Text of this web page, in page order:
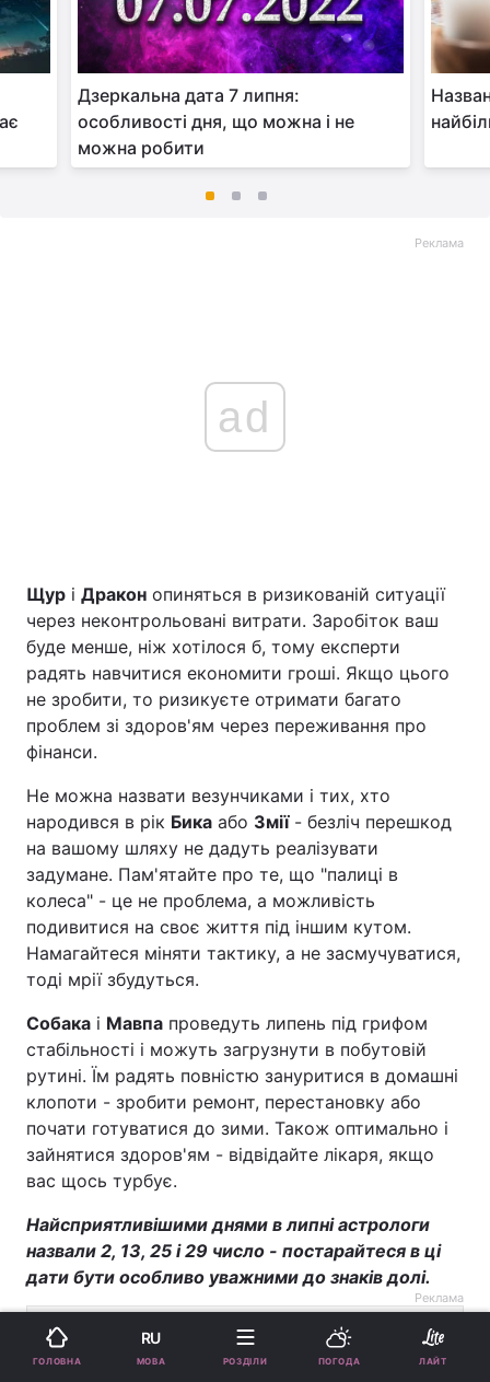
Дзеркальна дата 7 липня:
особливості дня, що можна і не
можна робити
Реклама
ad
Щур і Дракон опиняться в ризикованій ситуації
через неконтрольовані витрати. Заробіток ваш
буде менше, ніж хотілося б, тому експерти
радять навчитися економити гроші. Якщо цього
не зробити, то ризикуєте отримати багато
проблем зі здоров'ям через переживання про
фінанси.
Не можна назвати везунчиками і тих, хто
народився в рік Бика або Змії- безліч перешкод
на вашому шляху не дадуть реалізувати
задумане. Пам'ятайте про те, що "палиці в
колеса" - це не проблема, а можливість
подивитися на своє життя під іншим кутом.
Намагайтеся міняти тактику, а не засмучуватися,
тоді мрії збудуться.
Собака і Мавпа проведуть липень під грифом
стабільності і можуть загрузнути в побутовій
рутині. Їм радять повністю зануритися в домашні
клопоти - зробити ремонт, перестановку або
почати готуватися до зими. Також оптимально і
зайнятися здоров'ям - відвідайте лікаря, якщо
вас щось турбує.
Найсприятливішими днями в липні астрологи
назвали 2, 13, 25 і 29 число - постарайтеся в ці
дати бути особливо уважними до знаків долі.
Реклама
ГОЛОВНА
RU
МОВА РОЗДІЛИ ПОГОДА ЛАЙТ